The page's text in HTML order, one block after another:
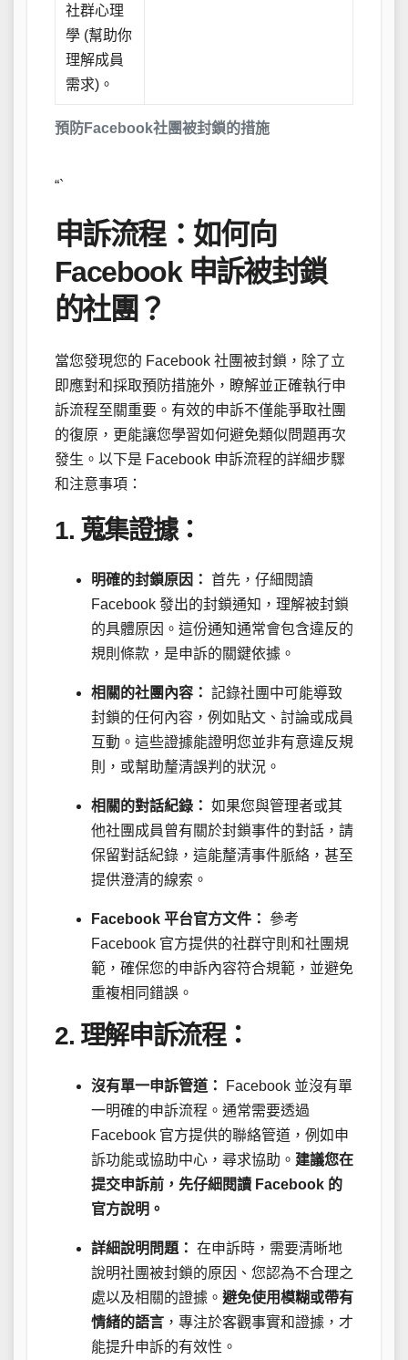
預防Facebook社團被封鎖的措施
社群心理
學 (幫助你
理解成員
需求)。
“`
申訴流程：如何向
Facebook 申訴被封鎖
的社團？
當您發現您的 Facebook 社團被封鎖，除了立
即應對和採取預防措施外，瞭解並正確執行申
訴流程至關重要。有效的申訴不僅能爭取社團
的復原，更能讓您學習如何避免類似問題再次
發生。以下是 Facebook 申訴流程的詳細步驟
和注意事項：
1. 蒐集證據：
明確的封鎖原因： 首先，仔細閱讀
Facebook 發出的封鎖通知，理解被封鎖
的具體原因。這份通知通常會包含違反的
規則條款，是申訴的關鍵依據。
相關的社團內容： 記錄社團中可能導致
封鎖的任何內容，例如貼文、討論或成員
互動。這些證據能證明您並非有意違反規
則，或幫助釐清誤判的狀況。
相關的對話紀錄： 如果您與管理者或其
他社團成員曾有關於封鎖事件的對話，請
保留對話紀錄，這能釐清事件脈絡，甚至
提供澄清的線索。
Facebook 平台官方文件： 參考
Facebook 官方提供的社群守則和社團規
範，確保您的申訴內容符合規範，並避免
重複相同錯誤。
2. 理解申訴流程：
沒有單一申訴管道：
Facebook 並沒有單
一明確的申訴流程。通常需要透過
Facebook 官方提供的聯絡管道，例如申
訴功能或協助中心，尋求協助。 建議您在
提交申訴前，先仔細閱讀 Facebook 的
官方說明。
詳細說明問題： 在申訴時，需要清晰地
說明社團被封鎖的原因、您認為不合理之
處以及相關的證據。 避免使用模糊或帶有
情緒的語言 ，專注於客觀事實和證據，才
能提升申訴的有效性。